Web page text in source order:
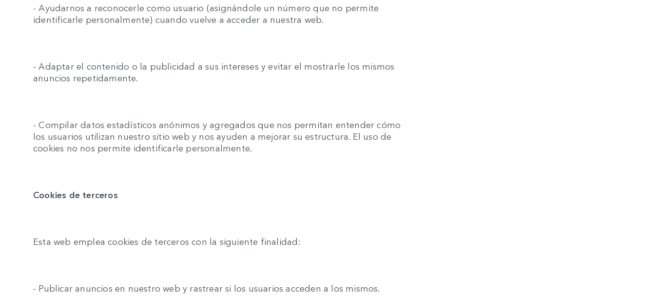
- Ayudarnos a reconocerle como usuario (asignándole un número que no permite
identificarle personalmente) cuando vuelve a acceder a nuestra web.
- Adaptar el contenido o la publicidad a sus intereses y evitar el mostrarle los mismos
anuncios repetidamente.
- Compilar datos estadísticos anónimos y agregados que nos permitan entender cómo
los usuarios utilizan nuestro sitio web y nos ayuden a mejorar su estructura. El uso de
cookies no nos permite identificarle personalmente.
Cookies de terceros
Esta web emplea cookies de terceros con la siguiente finalidad:
- Publicar anuncios en nuestro web y rastrear si los usuarios acceden a los mismos.